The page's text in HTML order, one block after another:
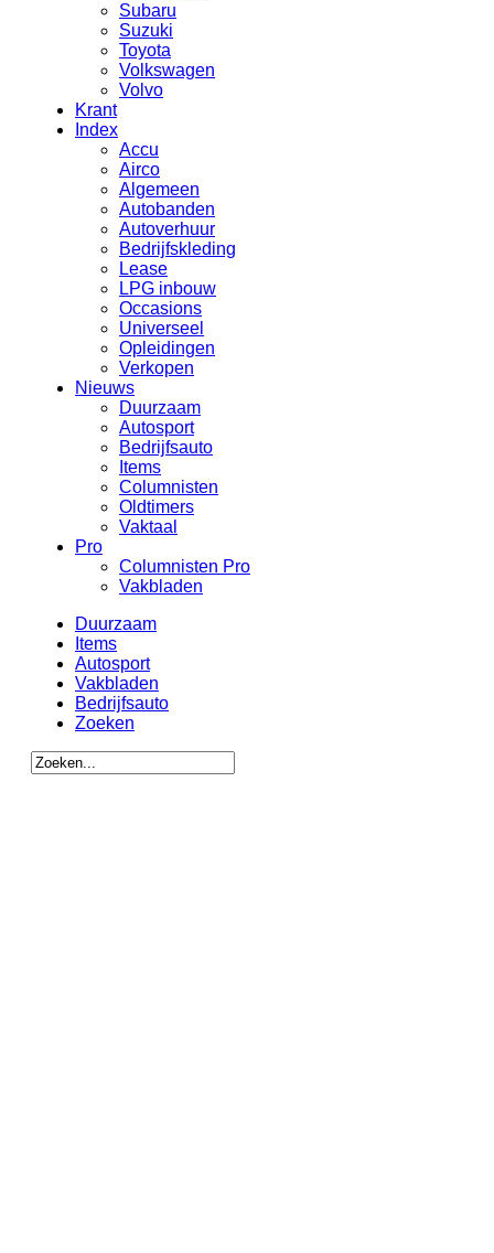
Subaru
Suzuki
Toyota
Volkswagen
Volvo
Krant
Index
Accu
Airco
Algemeen
Autobanden
Autoverhuur
Bedrijfskleding
Lease
LPG inbouw
Occasions
Universeel
Opleidingen
Verkopen
Nieuws
Duurzaam
Autosport
Bedrijfsauto
Items
Columnisten
Oldtimers
Vaktaal
Pro
Columnisten Pro
Vakbladen
Duurzaam
Items
Autosport
Vakbladen
Bedrijfsauto
Zoeken